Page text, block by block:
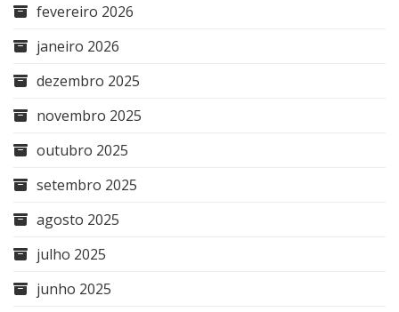
fevereiro 2026
janeiro 2026
dezembro 2025
novembro 2025
outubro 2025
setembro 2025
agosto 2025
julho 2025
junho 2025